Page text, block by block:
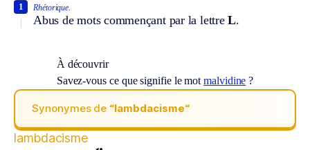
Rhétorique.
Abus de mots commençant par la lettreL.
1
À découvrir
Savez-vous ce que signifie le motmalvidine ?
Synonymes de “lambdacisme“
lambdacisme